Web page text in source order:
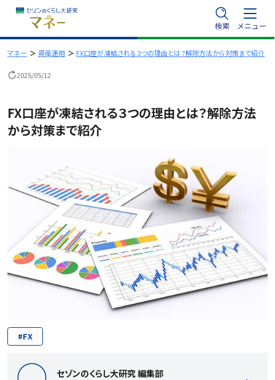
容
を
検索 メニュー
マネー 資産運用 FX口座が凍結される３つの理由とは？解除方法から対策まで紹介
2025/05/12
FX口座が凍結される３つの理由とは？解除方法
から対策まで紹介
#FX
セゾンのくらし大研究 編集部